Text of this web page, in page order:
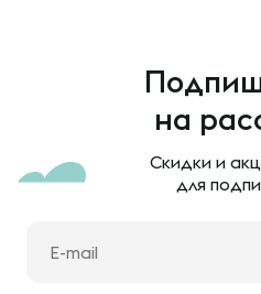
на
Скидки и
для